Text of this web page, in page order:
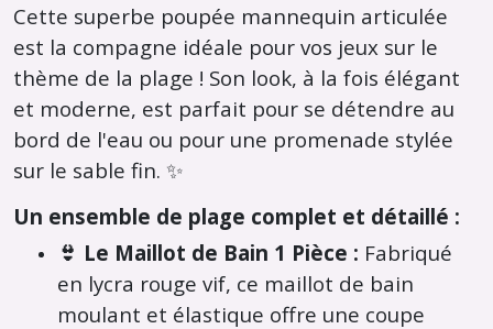
Cette superbe poupée mannequin articulée
est la compagne idéale pour vos jeux sur le
thème de la plage ! Son look, à la fois élégant
et moderne, est parfait pour se détendre au
bord de l'eau ou pour une promenade stylée
sur le sable fin. ✨
Un ensemble de plage complet et détaillé :
👙 Le Maillot de Bain 1 Pièce : Fabriqué
en lycra rouge vif, ce maillot de bain
moulant et élastique offre une coupe